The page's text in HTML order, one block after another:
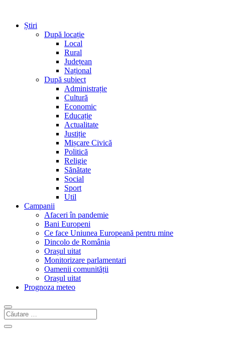
Știri
După locație
Local
Rural
Județean
Național
După subiect
Administrație
Cultură
Economic
Educație
Actualitate
Justiție
Mișcare Civică
Politică
Religie
Sănătate
Social
Sport
Util
Campanii
Afaceri în pandemie
Bani Europeni
Ce face Uniunea Europeană pentru mine
Dincolo de România
Orașul uitat
Monitorizare parlamentari
Oamenii comunității
Orașul uitat
Prognoza meteo